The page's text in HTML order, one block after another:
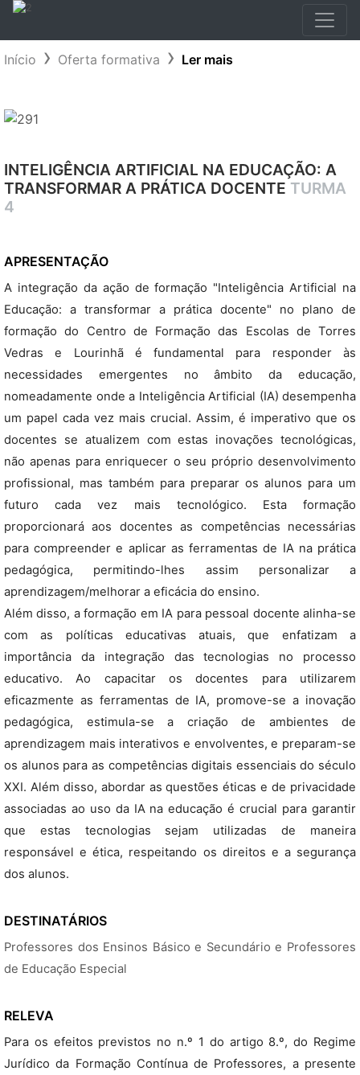
Início Oferta formativa Ler mais
INTELIGÊNCIA ARTIFICIAL NA EDUCAÇÃO: A
TRANSFORMAR A PRÁTICA DOCENTE TURMA
4
APRESENTAÇÃO
A integração da ação de formação "Inteligência Artificial na
Educação: a transformar a prática docente" no plano de
formação do Centro de Formação das Escolas de Torres
Vedras e Lourinhã é fundamental para responder às
necessidades emergentes no âmbito da educação,
nomeadamente onde a Inteligência Artificial (IA) desempenha
um papel cada vez mais crucial. Assim, é imperativo que os
docentes se atualizem com estas inovações tecnológicas,
não apenas para enriquecer o seu próprio desenvolvimento
profissional, mas também para preparar os alunos para um
futuro cada vez mais tecnológico. Esta formação
proporcionará aos docentes as competências necessárias
para compreender e aplicar as ferramentas de IA na prática
pedagógica, permitindo-lhes assim personalizar a
aprendizagem/melhorar a eficácia do ensino.
Além disso, a formação em IA para pessoal docente alinha-se
com as políticas educativas atuais, que enfatizam a
importância da integração das tecnologias no processo
educativo. Ao capacitar os docentes para utilizarem
eficazmente as ferramentas de IA, promove-se a inovação
pedagógica, estimula-se a criação de ambientes de
aprendizagem mais interativos e envolventes, e preparam-se
os alunos para as competências digitais essenciais do século
XXI. Além disso, abordar as questões éticas e de privacidade
associadas ao uso da IA na educação é crucial para garantir
que estas tecnologias sejam utilizadas de maneira
responsável e ética, respeitando os direitos e a segurança
dos alunos.
DESTINATÁRIOS
Professores dos Ensinos Básico e Secundário e Professores
de Educação Especial
RELEVA
Para os efeitos previstos no n.º 1 do artigo 8.º, do Regime
Jurídico da Formação Contínua de Professores, a presente